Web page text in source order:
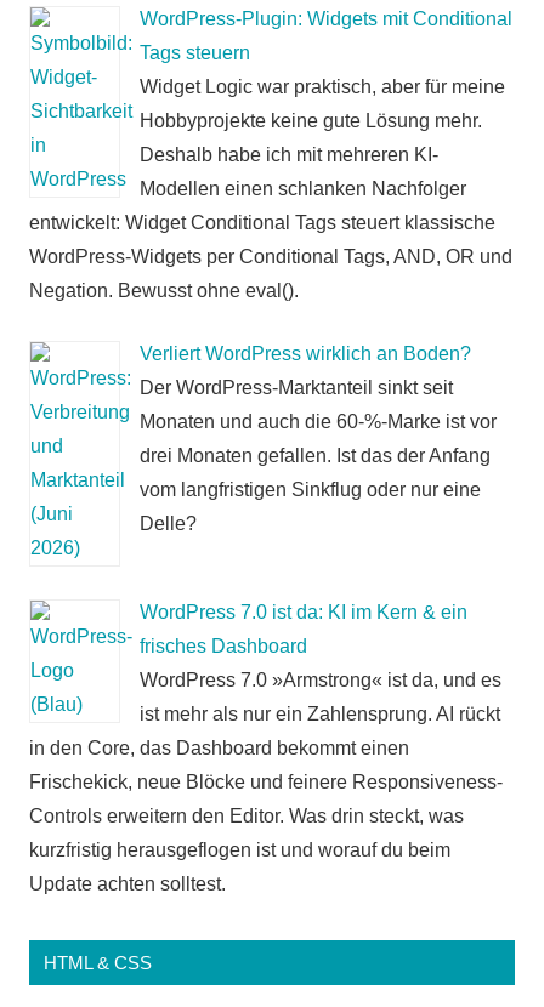
WordPress-Plugin: Widgets mit Conditional
Tags steuern
Widget Logic war praktisch, aber für meine
Hobbyprojekte keine gute Lösung mehr.
Deshalb habe ich mit mehreren KI-
Modellen einen schlanken Nachfolger
entwickelt: Widget Conditional Tags steuert klassische
WordPress-Widgets per Conditional Tags, AND, OR und
Negation. Bewusst ohne eval().
Verliert WordPress wirklich an Boden?
Der WordPress-Marktanteil sinkt seit
Monaten und auch die 60-%-Marke ist vor
drei Monaten gefallen. Ist das der Anfang
vom langfristigen Sinkflug oder nur eine
Delle?
WordPress 7.0 ist da: KI im Kern & ein
frisches Dashboard
WordPress 7.0 »Armstrong« ist da, und es
ist mehr als nur ein Zahlensprung. AI rückt
in den Core, das Dashboard bekommt einen
Frischekick, neue Blöcke und feinere Responsiveness-
Controls erweitern den Editor. Was drin steckt, was
kurzfristig herausgeflogen ist und worauf du beim
Update achten solltest.
HTML & CSS